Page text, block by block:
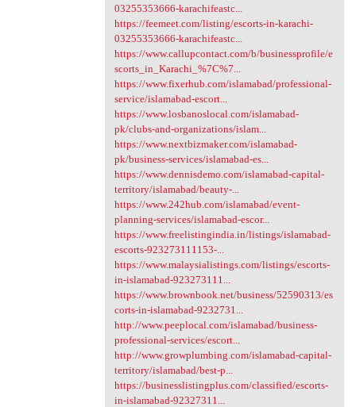
03255353666-karachifeastc...
https://feemeet.com/listing/escorts-in-karachi-
03255353666-karachifeastc...
https://www.callupcontact.com/b/businessprofile/e
scorts_in_Karachi_%7C%7...
https://www.fixerhub.com/islamabad/professional-
service/islamabad-escort...
https://www.losbanoslocal.com/islamabad-
pk/clubs-and-organizations/islam...
https://www.nextbizmaker.com/islamabad-
pk/business-services/islamabad-es...
https://www.dennisdemo.com/islamabad-capital-
territory/islamabad/beauty-...
https://www.242hub.com/islamabad/event-
planning-services/islamabad-escor...
https://www.freelistingindia.in/listings/islamabad-
escorts-923273111153-...
https://www.malaysialistings.com/listings/escorts-
in-islamabad-923273111...
https://www.brownbook.net/business/52590313/es
corts-in-islamabad-9232731...
http://www.peeplocal.com/islamabad/business-
professional-services/escort...
http://www.growplumbing.com/islamabad-capital-
territory/islamabad/best-p...
https://businesslistingplus.com/classified/escorts-
in-islamabad-92327311...